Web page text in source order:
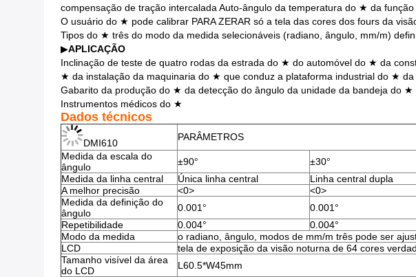
compensação de tração intercalada Auto-ângulo da temperatura do ★ da
O usuário do ★ pode calibrar PARA ZERAR só a tela das cores dos fours da
Tipos do ★ três do modo da medida selecionáveis (radiano, ângulo, mm/m)
▶APLICAÇÃO
Inclinação de teste de quatro rodas da estrada do ★ do automóvel do ★ da
★ da instalação da maquinaria do ★ que conduz a plataforma industrial do ★ da
Gabarito da produção do ★ da detecção do ângulo da unidade da bandeja do
Instrumentos médicos do ★
Dados técnicos
DMI610
PARÂMETROS
Medida da escala do
ângulo
±90°
±30°
Medida da linha central
Única linha central
Linha central dupla
A melhor precisão
<0>
<0>
Medida da definição do
ângulo
0.001°
0.001°
Repetibilidade
0.004°
0.004°
Modo da medida
o radiano, ângulo, modos de mm/m três pode ser
LCD
tela de exposição da visão noturna de 64 cores
Tamanho visível da área
do LCD
L60.5*W45mm